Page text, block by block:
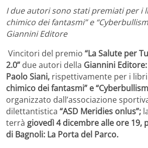
I due autori sono stati premiati per i
chimico dei fantasmi” e
Giannini Editore
Vincitori del premio “La Salute per
2.0” due autori della Giannini Editore:
Paolo Siani, rispettivamente per i libri
chimico dei fantasmi” e
organizzato dall’associazione
dilettantistica “ASD Meridies onlus”;
terrà giovedì 4 dicembre alle ore 19,
di Bagnoli: La Porta del Parco.